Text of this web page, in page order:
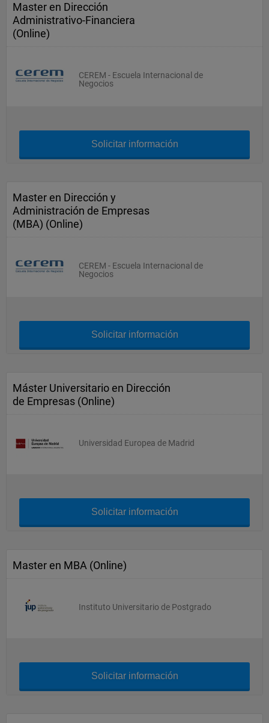
Master en Dirección
Administrativo-Financiera
(Online)
CEREM - Escuela Internacional de
Negocios
Solicitar información
Master en Dirección y
Administración de Empresas
(MBA) (Online)
CEREM - Escuela Internacional de
Negocios
Solicitar información
Máster Universitario en Dirección
de Empresas (Online)
Universidad Europea de Madrid
Solicitar información
Master en MBA (Online)
Instituto Universitario de Postgrado
Solicitar información